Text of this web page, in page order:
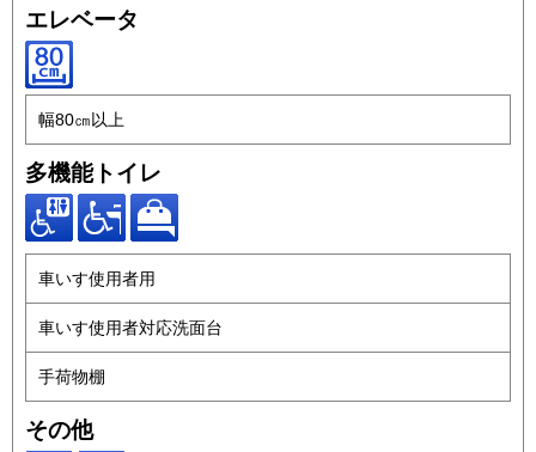
エレベータ
幅80㎝以上
多機能トイレ
車いす使用者用
車いす使用者対応洗面台
手荷物棚
その他